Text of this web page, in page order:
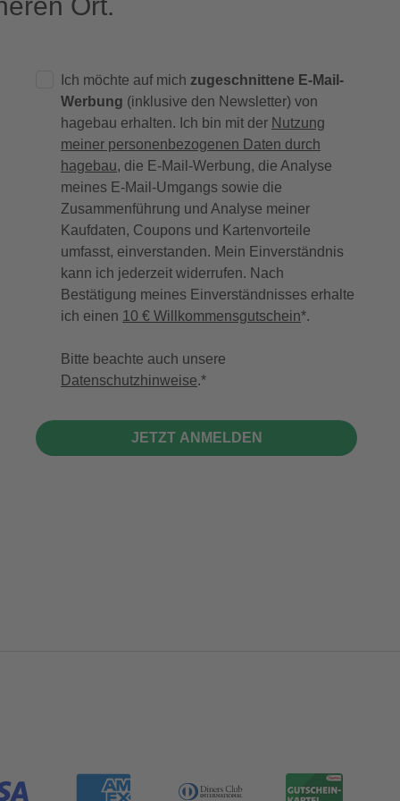
Ort.
Ich möchte auf mich zugeschnittene E-Mail-
Werbung (inklusive den Newsletter) von
hagebau erhalten. Ich bin mit der Nutzung
meiner personenbezogenen Daten durch
hagebau, die E-Mail-Werbung, die Analyse
meines E-Mail-Umgangs sowie die
Zusammenführung und Analyse meiner
Kaufdaten, Coupons und Kartenvorteile
umfasst, einverstanden. Mein Einverständnis
kann ich jederzeit widerrufen. Nach
Bestätigung meines Einverständnisses erhalte
ich einen 10 € Willkommensgutschein*.
Bitte beachte auch unsere
Datenschutzhinweise.
JETZT ANMELDEN